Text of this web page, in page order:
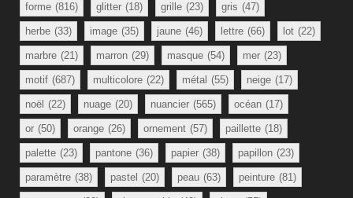
forme (816) glitter (18) grille (23) gris (47)
herbe (33) image (35) jaune (46) lettre (66) lot (22)
marbre (21) marron (29) masque (54) mer (23)
motif (687) multicolore (22) métal (55) neige (17)
noël (22) nuage (20) nuancier (565) océan (17)
or (50) orange (26) ornement (57) paillette (18)
palette (23) pantone (36) papier (38) papillon (23)
paramètre (38) pastel (20) peau (63) peinture (81)